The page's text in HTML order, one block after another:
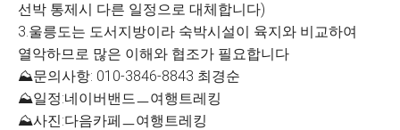
선박 통제시 다른 일정으로 대체합니다)
3.울릉도는 도서지방이라 숙박시설이 육지와 비교하여
열악하므로 많은 이해와 협조가 필요합니다
⛰문의사항: 010-3846-8843 최경순
⛰일정:네이버밴드ㅡ여행트레킹
⛰사진:다음카페ㅡ여행트레킹